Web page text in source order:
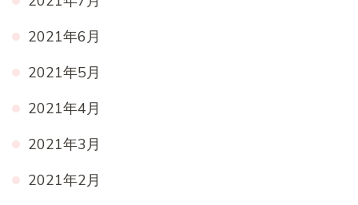
2021年6月
2021年5月
2021年4月
2021年3月
2021年2月